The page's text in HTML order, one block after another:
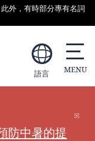
外，有時部分專有名詞
語言
防中暑的提